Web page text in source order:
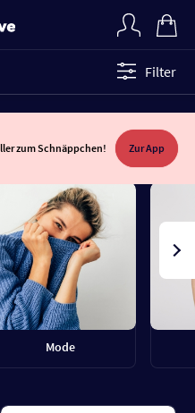
Filter
zum Schnäppchen! Zur App
Mode